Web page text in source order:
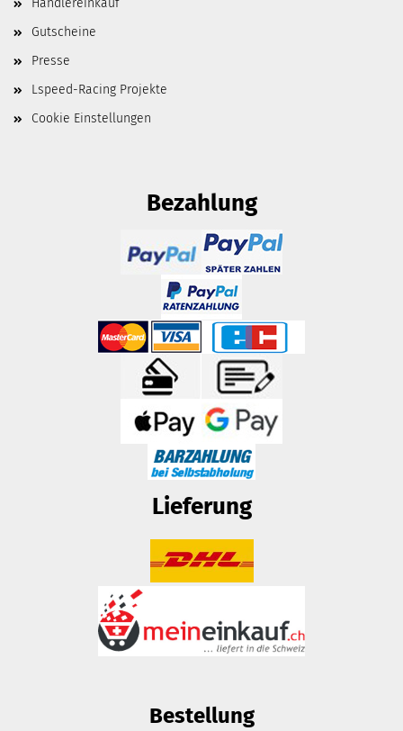
Händlereinkauf
Gutscheine
Presse
Lspeed-Racing Projekte
Cookie Einstellungen
Bezahlung
Lieferung
Bestellung